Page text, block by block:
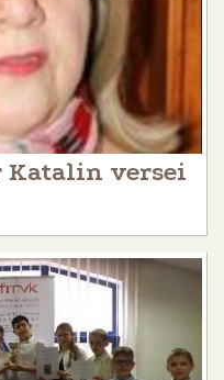
Katalin versei